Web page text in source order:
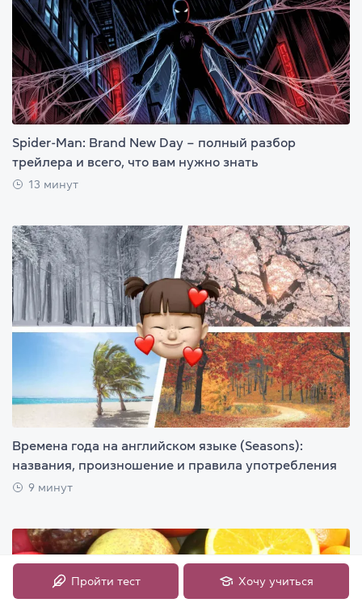
Spider-Man: Brand New Day – полный разбор
трейлера и всего, что вам нужно знать
13 минут
Времена года на английском языке (Seasons):
названия, произношение и правила употребления
9 минут
Пройти тест Хочу учиться